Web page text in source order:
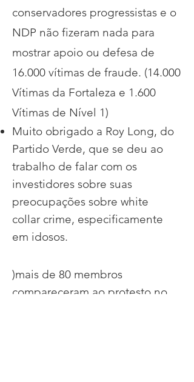
conservadores progressistas e o
NDP não fizeram nada para
mostrar apoio ou defesa de
16.000 vítimas de fraude. (14.000
Vítimas da Fortaleza e 1.600
Vítimas de Nível 1)
Muito obrigado a Roy Long, do
Partido Verde, que se deu ao
trabalho de falar com os
investidores sobre suas
preocupações sobre white
collar crime, especificamente
em idosos.
)mais de 80 membros
compareceram ao protesto no